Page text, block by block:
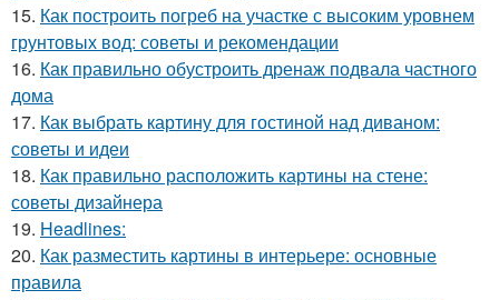
15. Как построить погреб на участке с высоким уровнем
грунтовых вод: советы и рекомендации
16. Как правильно обустроить дренаж подвала частного
дома
17. Как выбрать картину для гостиной над диваном:
советы и идеи
18. Как правильно расположить картины на стене:
советы дизайнера
19. Headlines:
20. Как разместить картины в интерьере: основные
правила